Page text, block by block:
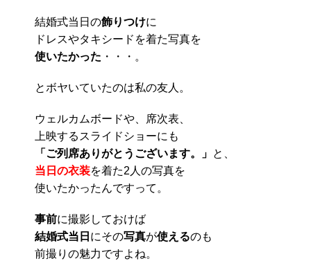
結婚式当日の飾りつけに
ドレスやタキシードを着た写真を
使いたかった ・・・。
とボヤいていたのは私の友人。
ウェルカムボードや、席次表、
上映するスライドショーにも
「ご列席ありがとうございます。」 と、
当日の衣装を着た2人の写真を
使いたかったんですって。
事前に撮影しておけば
結婚式当日 にその写真が使えるのも
前撮りの魅力ですよね。